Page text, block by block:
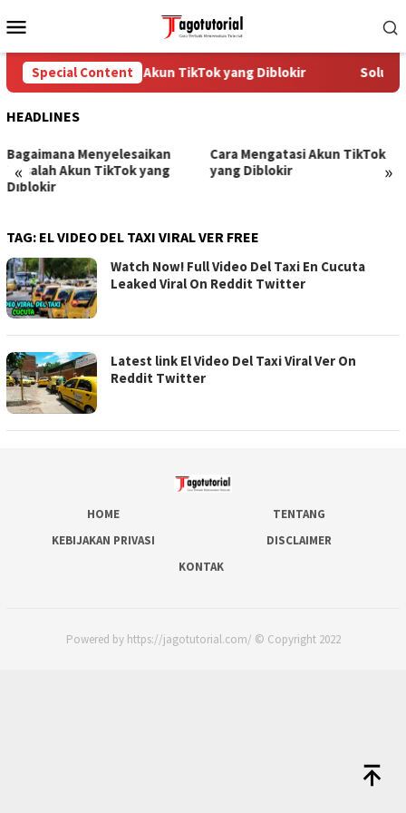
to
Menu
Special Content
Cara Mengatasi Akun TikTok yang Diblokir Solusi
HEADLINES
« »
Bagaimana Menyelesaikan
Masalah Akun TikTok yang
Diblokir
Cara Mengatasi Akun TikTok
yang Diblokir
TAG: EL VIDEO DEL TAXI VIRAL VER FREE
Watch Now! Full Video Del Taxi En Cucuta
Leaked Viral On Reddit Twitter
Latest link El Video Del Taxi Viral Ver On
Reddit Twitter
HOME
TENTANG
KEBIJAKAN PRIVASI
DISCLAIMER
KONTAK
Powered by https://jagotutorial.com/ © Copyright 2022